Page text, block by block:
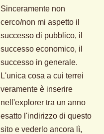
Sinceramente non
cerco/non mi aspetto il
successo di pubblico, il
successo economico, il
successo in generale.
L'unica cosa a cui terrei
veramente è inserire
nell'explorer tra un anno
esatto l'indirizzo di questo
sito e vederlo ancora lì,